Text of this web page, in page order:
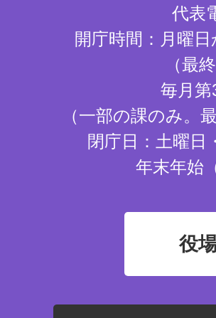
代表
開庁時間：月曜
（最
毎月
（一部の課のみ。
閉庁日：土曜日
年末年始
役